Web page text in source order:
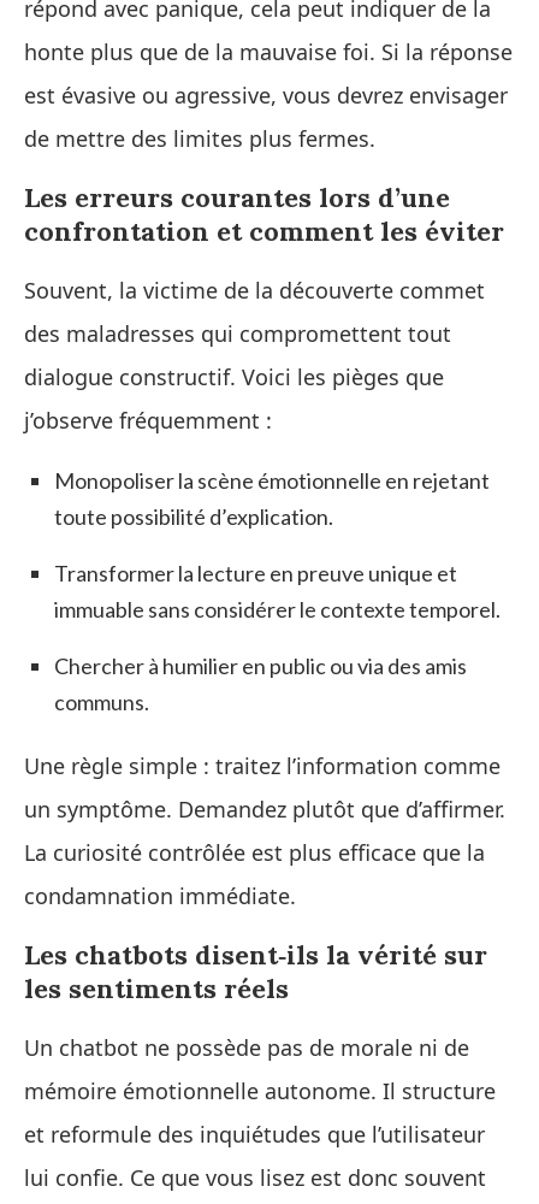
répond avec panique, cela peut indiquer de la
honte plus que de la mauvaise foi. Si la réponse
est évasive ou agressive, vous devrez envisager
de mettre des limites plus fermes.
Les erreurs courantes lors d’une
confrontation et comment les éviter
Souvent, la victime de la découverte commet
des maladresses qui compromettent tout
dialogue constructif. Voici les pièges que
j’observe fréquemment :
Monopoliser la scène émotionnelle en rejetant
toute possibilité d’explication.
Transformer la lecture en preuve unique et
immuable sans considérer le contexte temporel.
Chercher à humilier en public ou via des amis
communs.
Une règle simple : traitez l’information comme
un symptôme. Demandez plutôt que d’affirmer.
La curiosité contrôlée est plus efficace que la
condamnation immédiate.
Les chatbots disent‑ils la vérité sur
les sentiments réels
Un chatbot ne possède pas de morale ni de
mémoire émotionnelle autonome. Il structure
et reformule des inquiétudes que l’utilisateur
lui confie. Ce que vous lisez est donc souvent